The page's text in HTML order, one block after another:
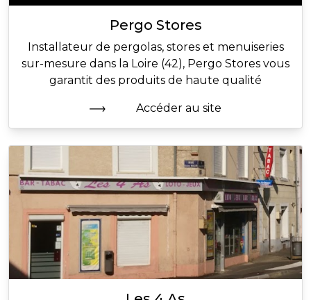
Pergo Stores
Installateur de pergolas, stores et menuiseries
sur-mesure dans la Loire (42), Pergo Stores vous
garantit des produits de haute qualité
Accéder au site